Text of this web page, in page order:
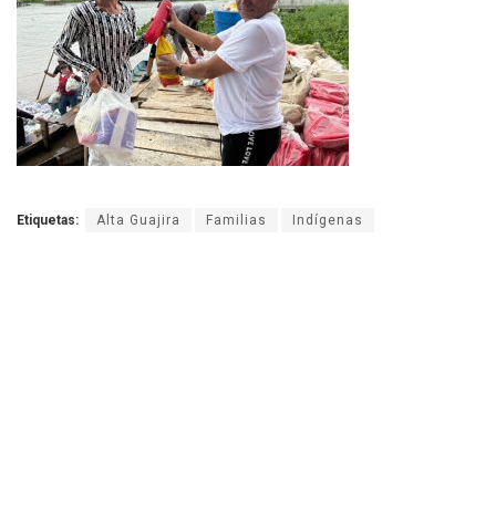
Etiquetas: Alta Guajira Familias Indígenas